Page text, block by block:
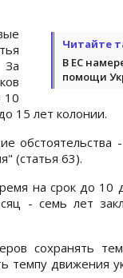
Читайте
В ЕС
помощи
За
10
15 лет колонии.
(статья 63).
на срок до 10
- семь лет
сохранять
темпу движения